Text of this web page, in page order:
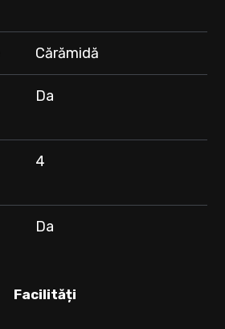
Cărămidă
Da
4
Da
Facilități